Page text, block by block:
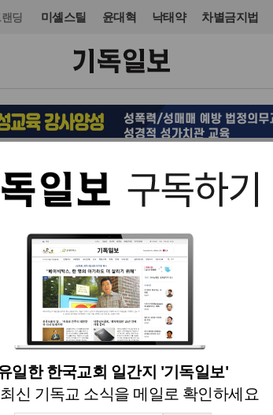
딩 미셸스틸 윤대혁 낙태약 차별금지법
일한 한국교회 일간지 '기독일보'
신 기독교 소식을 메일로 확인하세요
국제 입력 2022. 09. 27 16:05
금돼도 주님 의지하